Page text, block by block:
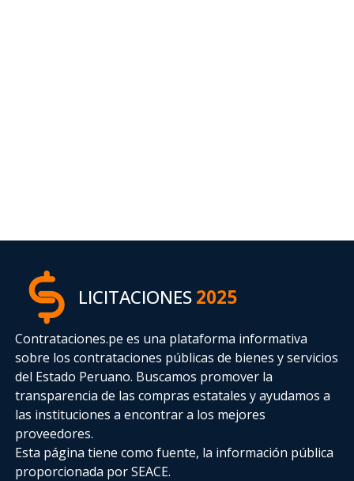
LICITACIONES2025
Contrataciones.pe es una plataforma informativa
sobre los contrataciones públicas de bienes y servicios
del Estado Peruano. Buscamos promover la
transparencia de las compras estatalesy ayudamos a
las instituciones a encontrar a los mejores
proveedores.
Esta página tiene como fuente, la información pública
proporcionada por SEACE.